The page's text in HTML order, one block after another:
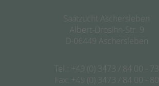
Saatzucht Aschersleben
Albert-Drosihn-Str. 9
D-06449 Aschersleben
Tel.: +49 (0) 3473 / 84 00 - 73
Fax: +49 (0) 3473 / 84 00 - 80